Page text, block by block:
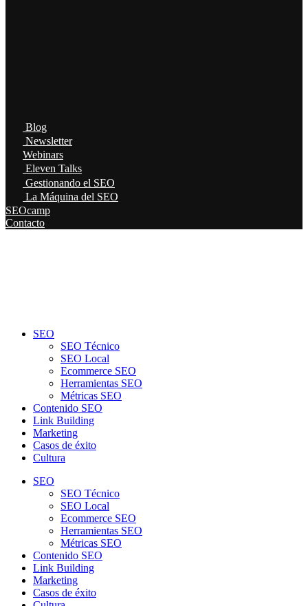
Blog
Newsletter
Webinars
Eleven Talks
Gestionando el SEO
La Máquina del SEO
SEOcamp
Contacto
SEO
SEO Técnico
SEO Local
Ecommerce SEO
Herramientas SEO
Métricas SEO
Contenido SEO
Link Building
Marketing
Casos de éxito
Cultura
SEO
SEO Técnico
SEO Local
Ecommerce SEO
Herramientas SEO
Métricas SEO
Contenido SEO
Link Building
Marketing
Casos de éxito